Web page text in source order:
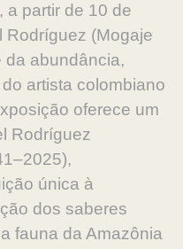
a partir de 10 de
Rodríguez (Mogaje
da abundância,
artista colombiano
oferece um
Rodríguez
única à
dos saberes
fauna da Amazônia